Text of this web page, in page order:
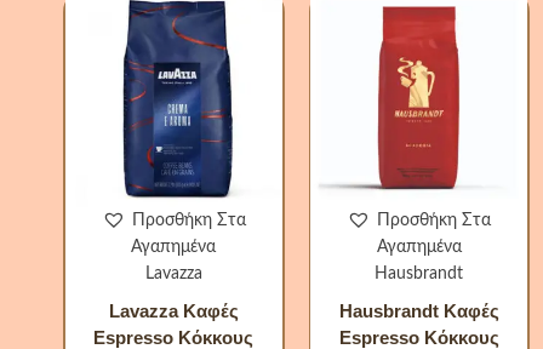
Προσθήκη Στα
Αγαπημένα
Lavazza
Lavazza Καφές
Espresso Κόκκους
Καφές
Espresso
Κόκκους
Crema
E
Aroma
1000gr
ποσότητα
Προσθήκη Στα
Αγαπημένα
Hausbrandt
Hausbrandt Καφές
Espresso Κόκκους
Καφές
Κόκκους
Academia
100%
ποσότητα